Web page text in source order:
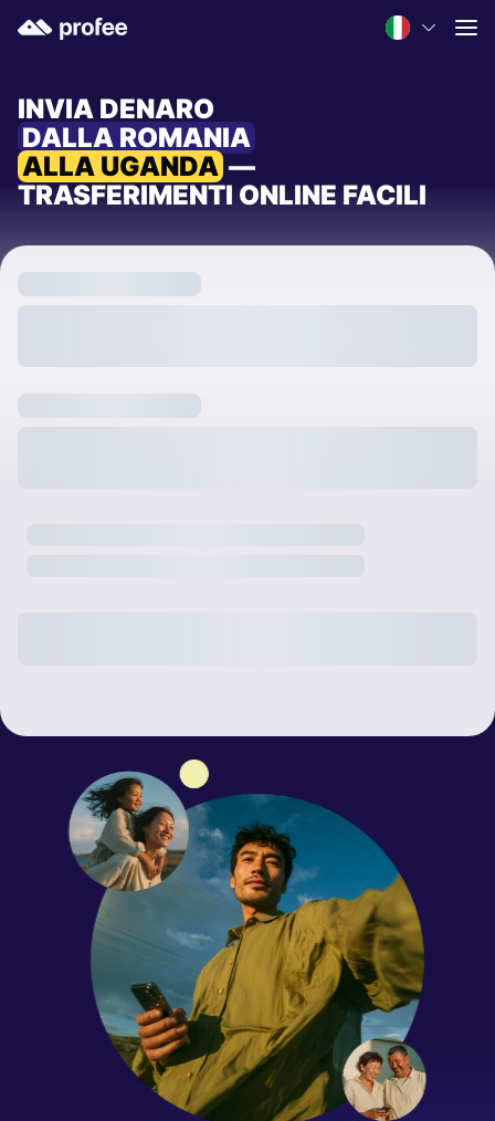
INVIA DENARO
DALLA ROMANIA
ALLA UGANDA —
TRASFERIMENTI ONLINE FACILI